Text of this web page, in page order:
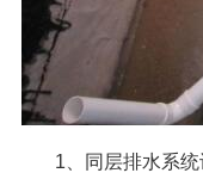
1 同层排水系统